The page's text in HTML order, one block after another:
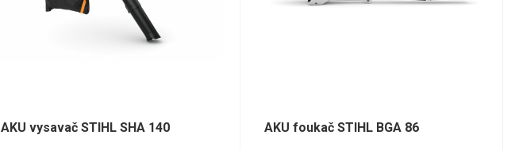
AKU vysavač STIHL SHA 140 AKU foukač STIHL BGA 86